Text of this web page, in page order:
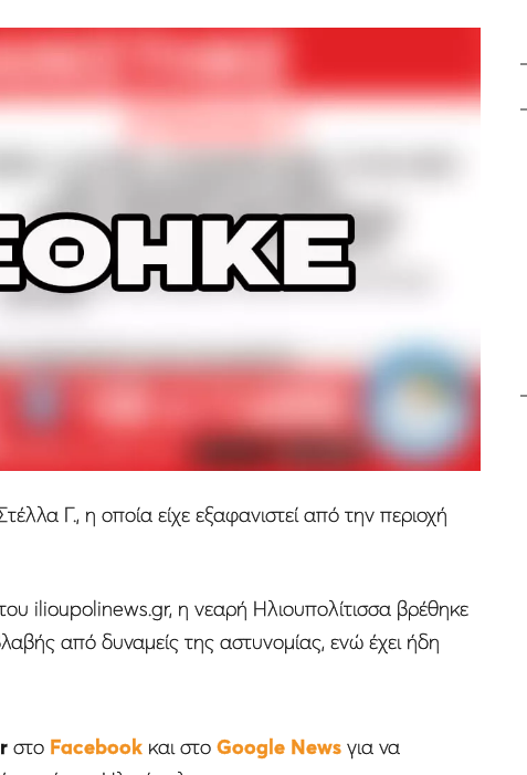
Γ., η οποία είχε εξαφανιστεί από την περιοχή
ilioupolinews.gr, η νεαρή Ηλιουπολίτισσα βρέθηκε
από δυναμείς της αστυνομίας, ενώ έχει ήδη
στο Facebookκαι στο Google Newsγια να